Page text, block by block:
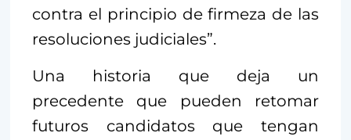
contra el principio de firmeza de las
resoluciones judiciales”.
Una historia que deja un
precedente que pueden retomar
futuros candidatos que tengan